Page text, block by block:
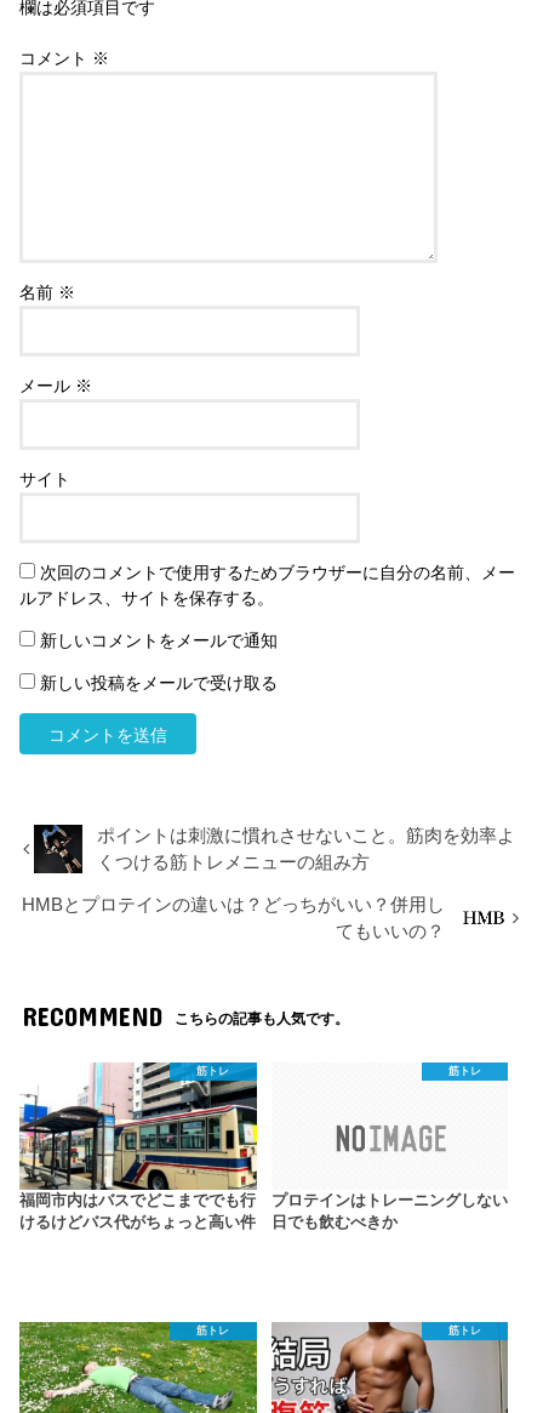
欄は必須項目です
コメント ※
名前 ※
メール ※
サイト
次回のコメントで使用するためブラウザーに自分の名前、メー
ルアドレス、サイトを保存する。
新しいコメントをメールで通知
新しい投稿をメールで受け取る
ポイントは刺激に慣れさせないこと。筋肉を効率よ
くつける筋トレメニューの組み方
HMBとプロテインの違いは？どっちがいい？併用し
てもいいの？
RECOMMEND こちらの記事も人気です。
筋トレ
福岡市内はバスでどこまででも行
けるけどバス代がちょっと高い件
筋トレ
プロテインはトレーニングしない
日でも飲むべきか
筋トレ 筋トレ